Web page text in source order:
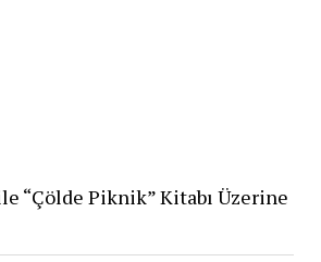
“Çölde Piknik” Kitabı Üzerine